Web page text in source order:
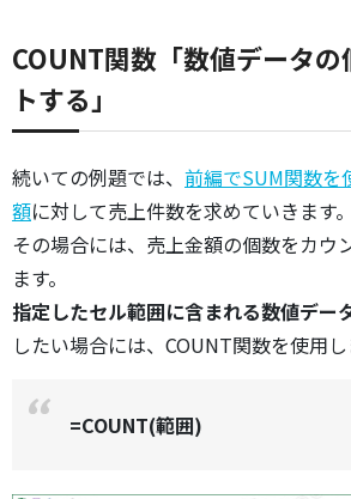
COUNT関数「数値データ
トする」
続いての例題では、 前編でSUM関数を
額に対して売上件数を求めていきます。
その場合には、売上金額の個数をカウ
ます。
指定したセル範囲に含まれる数値デー
したい場合には、COUNT関数を使用し
=COUNT(範囲)